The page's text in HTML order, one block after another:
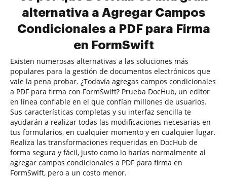
alternativa a Agregar Campos
Condicionales a PDF para Firma
en FormSwift
Existen numerosas alternativas a las soluciones más
populares para la gestión de documentos electrónicos que
vale la pena probar. ¿Todavía agregas campos condicionales
a PDF para firma con FormSwift? Prueba DocHub, un editor
en línea confiable en el que confían millones de usuarios.
Sus características completas y su interfaz sencilla te
ayudarán a realizar todas las modificaciones necesarias en
tus formularios, en cualquier momento y en cualquier lugar.
Realiza las transformaciones requeridas en DocHub de
forma segura y fácil, justo como lo harías normalmente al
agregar campos condicionales a PDF para firma en
FormSwift, pero a un costo menor.